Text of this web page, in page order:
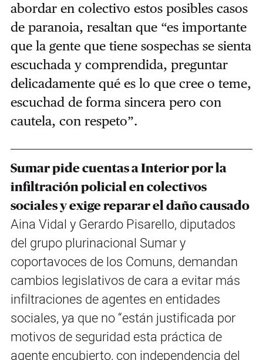
abordar en colectivo estos posibles casos
de paranoia, resaltan que “es importante
que la gente que tiene sospechas se sienta
escuchada y comprendida, preguntar
delicadamente qué es lo que cree o teme,
escuchad de forma sincera pero con
cautela, con respeto”.
Sumar pide cuentas a Interior por la
infiltración policial en colectivos
sociales y exige reparar el daño causado
Aina Vidal y Gerardo Pisarello, diputados
del grupo plurinacional Sumar y
coportavoces de los Comuns, demandan
cambios legislativos de cara a evitar más
infiltraciones de agentes en entidades
sociales, ya que no “están justificada por
motivos de seguridad esta práctica de
agente encubierto, con independencia del